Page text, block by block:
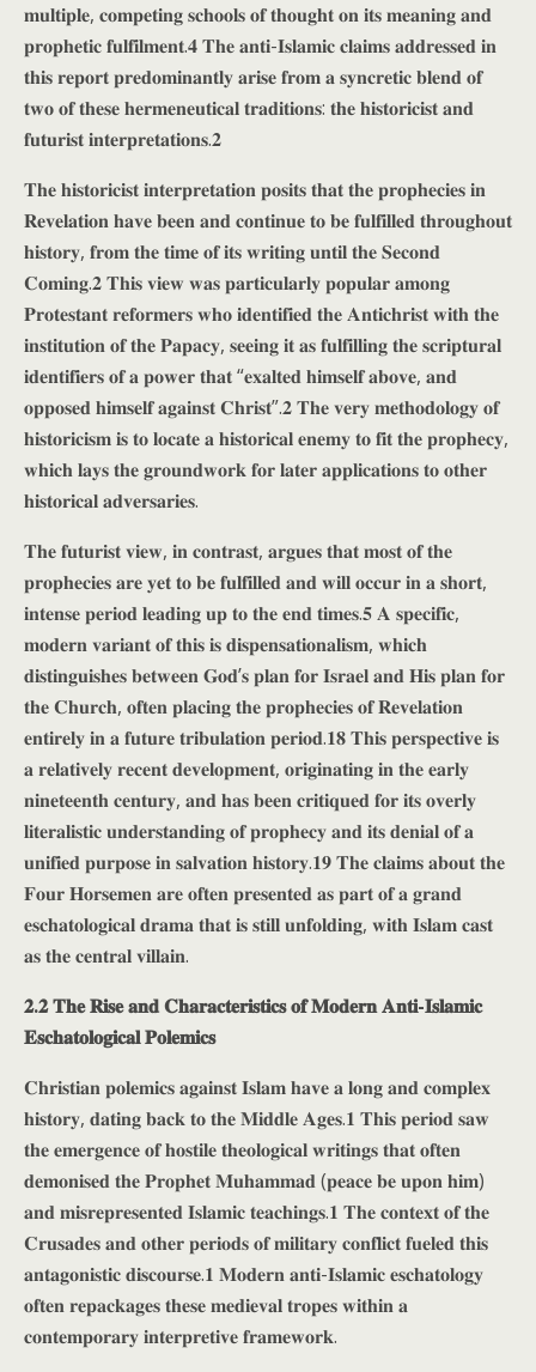
𝐦𝐮𝐥𝐭𝐢𝐩𝐥𝐞, 𝐜𝐨𝐦𝐩𝐞𝐭𝐢𝐧𝐠 𝐬𝐜𝐡𝐨𝐨𝐥𝐬 𝐨𝐟 𝐭𝐡𝐨𝐮𝐠𝐡𝐭 𝐨𝐧 𝐢𝐭𝐬 𝐦𝐞𝐚𝐧𝐢𝐧𝐠 𝐚𝐧𝐝
𝐩𝐫𝐨𝐩𝐡𝐞𝐭𝐢𝐜 𝐟𝐮𝐥𝐟𝐢𝐥𝐦𝐞𝐧𝐭.𝟒 𝐓𝐡𝐞 𝐚𝐧𝐭𝐢-𝐈𝐬𝐥𝐚𝐦𝐢𝐜 𝐜𝐥𝐚𝐢𝐦𝐬 𝐚𝐝𝐝𝐫𝐞𝐬𝐬𝐞𝐝 𝐢𝐧
𝐭𝐡𝐢𝐬 𝐫𝐞𝐩𝐨𝐫𝐭 𝐩𝐫𝐞𝐝𝐨𝐦𝐢𝐧𝐚𝐧𝐭𝐥𝐲 𝐚𝐫𝐢𝐬𝐞 𝐟𝐫𝐨𝐦 𝐚 𝐬𝐲𝐧𝐜𝐫𝐞𝐭𝐢𝐜 𝐛𝐥𝐞𝐧𝐝 𝐨𝐟
𝐭𝐰𝐨 𝐨𝐟 𝐭𝐡𝐞𝐬𝐞 𝐡𝐞𝐫𝐦𝐞𝐧𝐞𝐮𝐭𝐢𝐜𝐚𝐥 𝐭𝐫𝐚𝐝𝐢𝐭𝐢𝐨𝐧𝐬: 𝐭𝐡𝐞 𝐡𝐢𝐬𝐭𝐨𝐫𝐢𝐜𝐢𝐬𝐭 𝐚𝐧𝐝
𝐟𝐮𝐭𝐮𝐫𝐢𝐬𝐭 𝐢𝐧𝐭𝐞𝐫𝐩𝐫𝐞𝐭𝐚𝐭𝐢𝐨𝐧𝐬.𝟐
𝐓𝐡𝐞 𝐡𝐢𝐬𝐭𝐨𝐫𝐢𝐜𝐢𝐬𝐭 𝐢𝐧𝐭𝐞𝐫𝐩𝐫𝐞𝐭𝐚𝐭𝐢𝐨𝐧 𝐩𝐨𝐬𝐢𝐭𝐬 𝐭𝐡𝐚𝐭 𝐭𝐡𝐞 𝐩𝐫𝐨𝐩𝐡𝐞𝐜𝐢𝐞𝐬 𝐢𝐧
𝐑𝐞𝐯𝐞𝐥𝐚𝐭𝐢𝐨𝐧 𝐡𝐚𝐯𝐞 𝐛𝐞𝐞𝐧 𝐚𝐧𝐝 𝐜𝐨𝐧𝐭𝐢𝐧𝐮𝐞 𝐭𝐨 𝐛𝐞 𝐟𝐮𝐥𝐟𝐢𝐥𝐥𝐞𝐝 𝐭𝐡𝐫𝐨𝐮𝐠𝐡𝐨𝐮𝐭
𝐡𝐢𝐬𝐭𝐨𝐫𝐲, 𝐟𝐫𝐨𝐦 𝐭𝐡𝐞 𝐭𝐢𝐦𝐞 𝐨𝐟 𝐢𝐭𝐬 𝐰𝐫𝐢𝐭𝐢𝐧𝐠 𝐮𝐧𝐭𝐢𝐥 𝐭𝐡𝐞 𝐒𝐞𝐜𝐨𝐧𝐝
𝐂𝐨𝐦𝐢𝐧𝐠.𝟐 𝐓𝐡𝐢𝐬 𝐯𝐢𝐞𝐰 𝐰𝐚𝐬 𝐩𝐚𝐫𝐭𝐢𝐜𝐮𝐥𝐚𝐫𝐥𝐲 𝐩𝐨𝐩𝐮𝐥𝐚𝐫 𝐚𝐦𝐨𝐧𝐠
𝐏𝐫𝐨𝐭𝐞𝐬𝐭𝐚𝐧𝐭 𝐫𝐞𝐟𝐨𝐫𝐦𝐞𝐫𝐬 𝐰𝐡𝐨 𝐢𝐝𝐞𝐧𝐭𝐢𝐟𝐢𝐞𝐝 𝐭𝐡𝐞 𝐀𝐧𝐭𝐢𝐜𝐡𝐫𝐢𝐬𝐭 𝐰𝐢𝐭𝐡 𝐭𝐡𝐞
𝐢𝐧𝐬𝐭𝐢𝐭𝐮𝐭𝐢𝐨𝐧 𝐨𝐟 𝐭𝐡𝐞 𝐏𝐚𝐩𝐚𝐜𝐲, 𝐬𝐞𝐞𝐢𝐧𝐠 𝐢𝐭 𝐚𝐬 𝐟𝐮𝐥𝐟𝐢𝐥𝐥𝐢𝐧𝐠 𝐭𝐡𝐞 𝐬𝐜𝐫𝐢𝐩𝐭𝐮𝐫𝐚𝐥
𝐢𝐝𝐞𝐧𝐭𝐢𝐟𝐢𝐞𝐫𝐬 𝐨𝐟 𝐚 𝐩𝐨𝐰𝐞𝐫 𝐭𝐡𝐚𝐭 “𝐞𝐱𝐚𝐥𝐭𝐞𝐝 𝐡𝐢𝐦𝐬𝐞𝐥𝐟 𝐚𝐛𝐨𝐯𝐞, 𝐚𝐧𝐝
𝐨𝐩𝐩𝐨𝐬𝐞𝐝 𝐡𝐢𝐦𝐬𝐞𝐥𝐟 𝐚𝐠𝐚𝐢𝐧𝐬𝐭 𝐂𝐡𝐫𝐢𝐬𝐭”.𝟐 𝐓𝐡𝐞 𝐯𝐞𝐫𝐲 𝐦𝐞𝐭𝐡𝐨𝐝𝐨𝐥𝐨𝐠𝐲 𝐨𝐟
𝐡𝐢𝐬𝐭𝐨𝐫𝐢𝐜𝐢𝐬𝐦 𝐢𝐬 𝐭𝐨 𝐥𝐨𝐜𝐚𝐭𝐞 𝐚 𝐡𝐢𝐬𝐭𝐨𝐫𝐢𝐜𝐚𝐥 𝐞𝐧𝐞𝐦𝐲 𝐭𝐨 𝐟𝐢𝐭 𝐭𝐡𝐞 𝐩𝐫𝐨𝐩𝐡𝐞𝐜𝐲,
𝐰𝐡𝐢𝐜𝐡 𝐥𝐚𝐲𝐬 𝐭𝐡𝐞 𝐠𝐫𝐨𝐮𝐧𝐝𝐰𝐨𝐫𝐤 𝐟𝐨𝐫 𝐥𝐚𝐭𝐞𝐫 𝐚𝐩𝐩𝐥𝐢𝐜𝐚𝐭𝐢𝐨𝐧𝐬 𝐭𝐨 𝐨𝐭𝐡𝐞𝐫
𝐡𝐢𝐬𝐭𝐨𝐫𝐢𝐜𝐚𝐥 𝐚𝐝𝐯𝐞𝐫𝐬𝐚𝐫𝐢𝐞𝐬.
𝐓𝐡𝐞 𝐟𝐮𝐭𝐮𝐫𝐢𝐬𝐭 𝐯𝐢𝐞𝐰, 𝐢𝐧 𝐜𝐨𝐧𝐭𝐫𝐚𝐬𝐭, 𝐚𝐫𝐠𝐮𝐞𝐬 𝐭𝐡𝐚𝐭 𝐦𝐨𝐬𝐭 𝐨𝐟 𝐭𝐡𝐞
𝐩𝐫𝐨𝐩𝐡𝐞𝐜𝐢𝐞𝐬 𝐚𝐫𝐞 𝐲𝐞𝐭 𝐭𝐨 𝐛𝐞 𝐟𝐮𝐥𝐟𝐢𝐥𝐥𝐞𝐝 𝐚𝐧𝐝 𝐰𝐢𝐥𝐥 𝐨𝐜𝐜𝐮𝐫 𝐢𝐧 𝐚 𝐬𝐡𝐨𝐫𝐭,
𝐢𝐧𝐭𝐞𝐧𝐬𝐞 𝐩𝐞𝐫𝐢𝐨𝐝 𝐥𝐞𝐚𝐝𝐢𝐧𝐠 𝐮𝐩 𝐭𝐨 𝐭𝐡𝐞 𝐞𝐧𝐝 𝐭𝐢𝐦𝐞𝐬.𝟓 𝐀 𝐬𝐩𝐞𝐜𝐢𝐟𝐢𝐜,
𝐦𝐨𝐝𝐞𝐫𝐧 𝐯𝐚𝐫𝐢𝐚𝐧𝐭 𝐨𝐟 𝐭𝐡𝐢𝐬 𝐢𝐬 𝐝𝐢𝐬𝐩𝐞𝐧𝐬𝐚𝐭𝐢𝐨𝐧𝐚𝐥𝐢𝐬𝐦, 𝐰𝐡𝐢𝐜𝐡
𝐝𝐢𝐬𝐭𝐢𝐧𝐠𝐮𝐢𝐬𝐡𝐞𝐬 𝐛𝐞𝐭𝐰𝐞𝐞𝐧 𝐆𝐨𝐝’𝐬 𝐩𝐥𝐚𝐧 𝐟𝐨𝐫 𝐈𝐬𝐫𝐚𝐞𝐥 𝐚𝐧𝐝 𝐇𝐢𝐬 𝐩𝐥𝐚𝐧 𝐟𝐨𝐫
𝐭𝐡𝐞 𝐂𝐡𝐮𝐫𝐜𝐡, 𝐨𝐟𝐭𝐞𝐧 𝐩𝐥𝐚𝐜𝐢𝐧𝐠 𝐭𝐡𝐞 𝐩𝐫𝐨𝐩𝐡𝐞𝐜𝐢𝐞𝐬 𝐨𝐟 𝐑𝐞𝐯𝐞𝐥𝐚𝐭𝐢𝐨𝐧
𝐞𝐧𝐭𝐢𝐫𝐞𝐥𝐲 𝐢𝐧 𝐚 𝐟𝐮𝐭𝐮𝐫𝐞 𝐭𝐫𝐢𝐛𝐮𝐥𝐚𝐭𝐢𝐨𝐧 𝐩𝐞𝐫𝐢𝐨𝐝.𝟏𝟖 𝐓𝐡𝐢𝐬 𝐩𝐞𝐫𝐬𝐩𝐞𝐜𝐭𝐢𝐯𝐞 𝐢𝐬
𝐚 𝐫𝐞𝐥𝐚𝐭𝐢𝐯𝐞𝐥𝐲 𝐫𝐞𝐜𝐞𝐧𝐭 𝐝𝐞𝐯𝐞𝐥𝐨𝐩𝐦𝐞𝐧𝐭, 𝐨𝐫𝐢𝐠𝐢𝐧𝐚𝐭𝐢𝐧𝐠 𝐢𝐧 𝐭𝐡𝐞 𝐞𝐚𝐫𝐥𝐲
𝐧𝐢𝐧𝐞𝐭𝐞𝐞𝐧𝐭𝐡 𝐜𝐞𝐧𝐭𝐮𝐫𝐲, 𝐚𝐧𝐝 𝐡𝐚𝐬 𝐛𝐞𝐞𝐧 𝐜𝐫𝐢𝐭𝐢𝐪𝐮𝐞𝐝 𝐟𝐨𝐫 𝐢𝐭𝐬 𝐨𝐯𝐞𝐫𝐥𝐲
𝐥𝐢𝐭𝐞𝐫𝐚𝐥𝐢𝐬𝐭𝐢𝐜 𝐮𝐧𝐝𝐞𝐫𝐬𝐭𝐚𝐧𝐝𝐢𝐧𝐠 𝐨𝐟 𝐩𝐫𝐨𝐩𝐡𝐞𝐜𝐲 𝐚𝐧𝐝 𝐢𝐭𝐬 𝐝𝐞𝐧𝐢𝐚𝐥 𝐨𝐟 𝐚
𝐮𝐧𝐢𝐟𝐢𝐞𝐝 𝐩𝐮𝐫𝐩𝐨𝐬𝐞 𝐢𝐧 𝐬𝐚𝐥𝐯𝐚𝐭𝐢𝐨𝐧 𝐡𝐢𝐬𝐭𝐨𝐫𝐲.𝟏𝟗 𝐓𝐡𝐞 𝐜𝐥𝐚𝐢𝐦𝐬 𝐚𝐛𝐨𝐮𝐭 𝐭𝐡𝐞
𝐅𝐨𝐮𝐫 𝐇𝐨𝐫𝐬𝐞𝐦𝐞𝐧 𝐚𝐫𝐞 𝐨𝐟𝐭𝐞𝐧 𝐩𝐫𝐞𝐬𝐞𝐧𝐭𝐞𝐝 𝐚𝐬 𝐩𝐚𝐫𝐭 𝐨𝐟 𝐚 𝐠𝐫𝐚𝐧𝐝
𝐞𝐬𝐜𝐡𝐚𝐭𝐨𝐥𝐨𝐠𝐢𝐜𝐚𝐥 𝐝𝐫𝐚𝐦𝐚 𝐭𝐡𝐚𝐭 𝐢𝐬 𝐬𝐭𝐢𝐥𝐥 𝐮𝐧𝐟𝐨𝐥𝐝𝐢𝐧𝐠, 𝐰𝐢𝐭𝐡 𝐈𝐬𝐥𝐚𝐦 𝐜𝐚𝐬𝐭
𝐚𝐬 𝐭𝐡𝐞 𝐜𝐞𝐧𝐭𝐫𝐚𝐥 𝐯𝐢𝐥𝐥𝐚𝐢𝐧.
𝟐.𝟐 𝐓𝐡𝐞 𝐑𝐢𝐬𝐞 𝐚𝐧𝐝 𝐂𝐡𝐚𝐫𝐚𝐜𝐭𝐞𝐫𝐢𝐬𝐭𝐢𝐜𝐬 𝐨𝐟 𝐌𝐨𝐝𝐞𝐫𝐧 𝐀𝐧𝐭𝐢-𝐈𝐬𝐥𝐚𝐦𝐢𝐜
𝐄𝐬𝐜𝐡𝐚𝐭𝐨𝐥𝐨𝐠𝐢𝐜𝐚𝐥 𝐏𝐨𝐥𝐞𝐦𝐢𝐜𝐬
𝐂𝐡𝐫𝐢𝐬𝐭𝐢𝐚𝐧 𝐩𝐨𝐥𝐞𝐦𝐢𝐜𝐬 𝐚𝐠𝐚𝐢𝐧𝐬𝐭 𝐈𝐬𝐥𝐚𝐦 𝐡𝐚𝐯𝐞 𝐚 𝐥𝐨𝐧𝐠 𝐚𝐧𝐝 𝐜𝐨𝐦𝐩𝐥𝐞𝐱
𝐡𝐢𝐬𝐭𝐨𝐫𝐲, 𝐝𝐚𝐭𝐢𝐧𝐠 𝐛𝐚𝐜𝐤 𝐭𝐨 𝐭𝐡𝐞 𝐌𝐢𝐝𝐝𝐥𝐞 𝐀𝐠𝐞𝐬.𝟏 𝐓𝐡𝐢𝐬 𝐩𝐞𝐫𝐢𝐨𝐝 𝐬𝐚𝐰
𝐭𝐡𝐞 𝐞𝐦𝐞𝐫𝐠𝐞𝐧𝐜𝐞 𝐨𝐟 𝐡𝐨𝐬𝐭𝐢𝐥𝐞 𝐭𝐡𝐞𝐨𝐥𝐨𝐠𝐢𝐜𝐚𝐥 𝐰𝐫𝐢𝐭𝐢𝐧𝐠𝐬 𝐭𝐡𝐚𝐭 𝐨𝐟𝐭𝐞𝐧
𝐝𝐞𝐦𝐨𝐧𝐢𝐬𝐞𝐝 𝐭𝐡𝐞 𝐏𝐫𝐨𝐩𝐡𝐞𝐭 𝐌𝐮𝐡𝐚𝐦𝐦𝐚𝐝 (𝐩𝐞𝐚𝐜𝐞 𝐛𝐞 𝐮𝐩𝐨𝐧 𝐡𝐢𝐦)
𝐚𝐧𝐝 𝐦𝐢𝐬𝐫𝐞𝐩𝐫𝐞𝐬𝐞𝐧𝐭𝐞𝐝 𝐈𝐬𝐥𝐚𝐦𝐢𝐜 𝐭𝐞𝐚𝐜𝐡𝐢𝐧𝐠𝐬.𝟏 𝐓𝐡𝐞 𝐜𝐨𝐧𝐭𝐞𝐱𝐭 𝐨𝐟 𝐭𝐡𝐞
𝐂𝐫𝐮𝐬𝐚𝐝𝐞𝐬 𝐚𝐧𝐝 𝐨𝐭𝐡𝐞𝐫 𝐩𝐞𝐫𝐢𝐨𝐝𝐬 𝐨𝐟 𝐦𝐢𝐥𝐢𝐭𝐚𝐫𝐲 𝐜𝐨𝐧𝐟𝐥𝐢𝐜𝐭 𝐟𝐮𝐞𝐥𝐞𝐝 𝐭𝐡𝐢𝐬
𝐚𝐧𝐭𝐚𝐠𝐨𝐧𝐢𝐬𝐭𝐢𝐜 𝐝𝐢𝐬𝐜𝐨𝐮𝐫𝐬𝐞.𝟏 𝐌𝐨𝐝𝐞𝐫𝐧 𝐚𝐧𝐭𝐢-𝐈𝐬𝐥𝐚𝐦𝐢𝐜 𝐞𝐬𝐜𝐡𝐚𝐭𝐨𝐥𝐨𝐠𝐲
𝐨𝐟𝐭𝐞𝐧 𝐫𝐞𝐩𝐚𝐜𝐤𝐚𝐠𝐞𝐬 𝐭𝐡𝐞𝐬𝐞 𝐦𝐞𝐝𝐢𝐞𝐯𝐚𝐥 𝐭𝐫𝐨𝐩𝐞𝐬 𝐰𝐢𝐭𝐡𝐢𝐧 𝐚
𝐜𝐨𝐧𝐭𝐞𝐦𝐩𝐨𝐫𝐚𝐫𝐲 𝐢𝐧𝐭𝐞𝐫𝐩𝐫𝐞𝐭𝐢𝐯𝐞 𝐟𝐫𝐚𝐦𝐞𝐰𝐨𝐫𝐤.